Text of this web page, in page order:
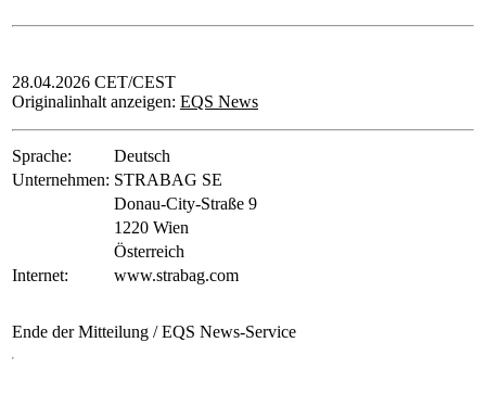
28.04.2026 CET/CEST
Originalinhalt anzeigen: EQS News
Sprache:
Deutsch
Unternehmen: STRABAG SE
Donau-City-Straße 9
1220 Wien
Österreich
Internet:
www.strabag.com
Ende der Mitteilung / EQS News-Service